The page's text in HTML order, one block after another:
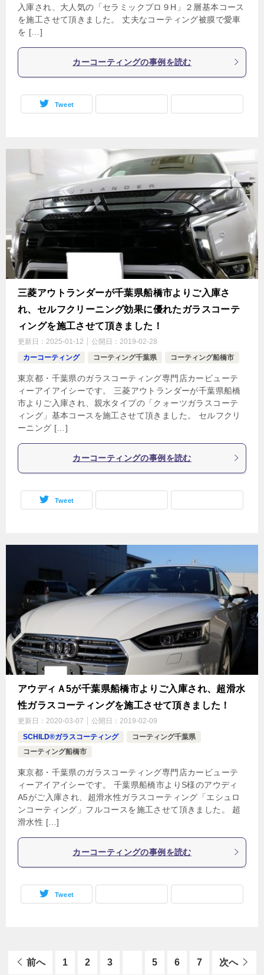
入庫され、大人気の「セラミックプロ９H」２層基本コース
を施工させて頂きました。 丈夫なコーティング被膜で愛車
を […]
カーコーティングの事例を読む
Tweet
三菱アウトランダーが千葉県船橋市よりご入庫さ
れ、セルフクリーニング効果に優れたガラスコーテ
ィングを施工させて頂きました！
更新日： 2025-01-12 公開日： 2019-02-28
カーコーティング
コーティング千葉県 コーティング船橋市
東京都・千葉県のガラスコーティング専門店カービューテ
ィーアイアイシーです。 三菱アウトランダーが千葉県船橋
市よりご入庫され、親水タイプの「クォーツガラスコーテ
ィング」基本コースを施工させて頂きました。 セルフクリ
ーニング […]
カーコーティングの事例を読む
Tweet
アウディＡ5が千葉県船橋市よりご入庫され、超滑水
性ガラスコーティングを施工させて頂きました！
更新日： 2020-03-07 公開日： 2019-02-09
SCHILD®ガラスコーティング
コーティング千葉県
コーティング船橋市
東京都・千葉県のガラスコーティング専門店カービューテ
ィーアイアイシーです。 千葉県船橋市よりS様のアウディ
A5がご入庫され、超滑水性ガラスコーティング「エシュロ
ンコーティング」フルコースを施工させて頂きました。 超
滑水性 […]
カーコーティングの事例を読む
Tweet
前へ 1 2 3 5 6 7 次へ